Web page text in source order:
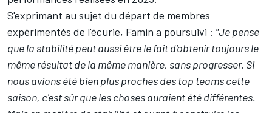
S'exprimant au sujet du départ de membres
expérimentés de l'écurie, Famin a poursuivi : "Je pense
que la stabilité peut aussi être le fait d'obtenir toujours le
même résultat de la même manière, sans progresser. Si
nous avions été bien plus proches des top teams cette
saison, c'est sûr que les choses auraient été différentes.